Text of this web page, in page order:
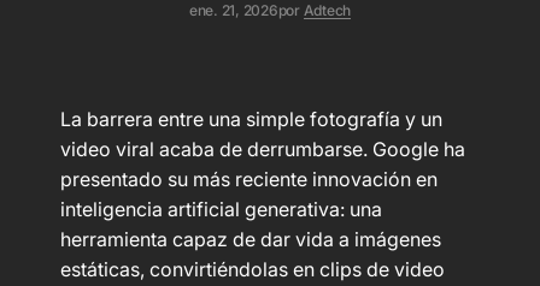
ene. 21, 2026por Adtech
La barrera entre una simple fotografía y un
video viral acaba de derrumbarse. Google ha
presentado su más reciente innovación en
inteligencia artificial generativa: una
herramienta capaz de dar vida a imágenes
estáticas, convirtiéndolas en clips de video